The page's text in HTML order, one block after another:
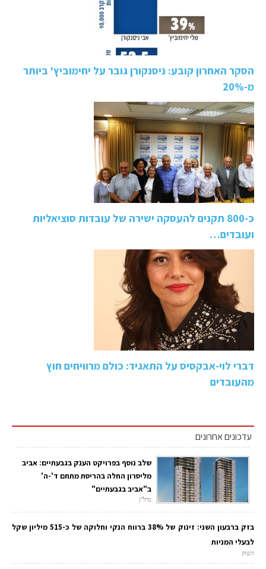
הסקר האחרון קובע: ניסנקורן גובר על יחימוביץ' ביותר
מ-20%
כ-800 תקנים להעסקה ישירה של עובדות סוציאליות
ועובדים…
דברי לוי-אבקסיס על התאגיד: כולם מרוויחים חוץ
מהעובדים
עדכונים אחרונים
שלב נוסף בפרויקט הענק בגבעתיים: אביב
מליסרון החלה בהריסת מתחם ד'-ה'
ב"אביב בגבעתיים"
נדל"ן
בזק ברבעון השני: זינוק של 38% ברווח הנקי וחלוקה של כ-515 מיליון שקל
לבעלי המניות
השוק